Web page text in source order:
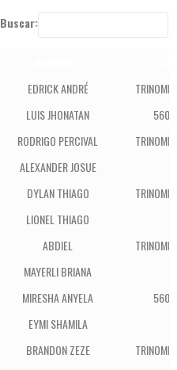
Buscar:
EDRICK ANDRÉ
LUIS JHONATAN
RODRIGO PERCIVAL
ALEXANDER JOSUE
DYLAN THIAGO
LIONEL THIAGO
ABDIEL
MAYERLI BRIANA
MIRESHA ANYELA
EYMI SHAMILA
BRANDON ZEZE